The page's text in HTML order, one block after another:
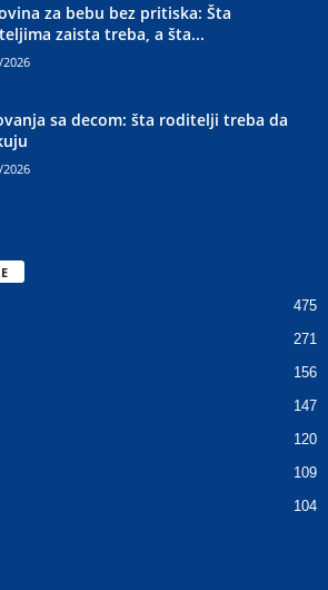
za bebu bez pritiska: Šta
zaista treba, a šta...
sa decom: šta roditelji treba da
475
271
156
147
120
109
104